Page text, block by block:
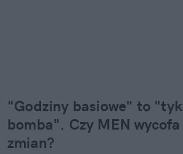
"Godziny basiowe" to
bomba". Czy MEN wycofa
zmian?